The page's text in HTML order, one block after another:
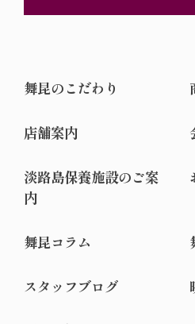
舞昆のこだわり
店舗案内
淡路島保養施設のご案
内
舞昆コラム
スタッフブログ